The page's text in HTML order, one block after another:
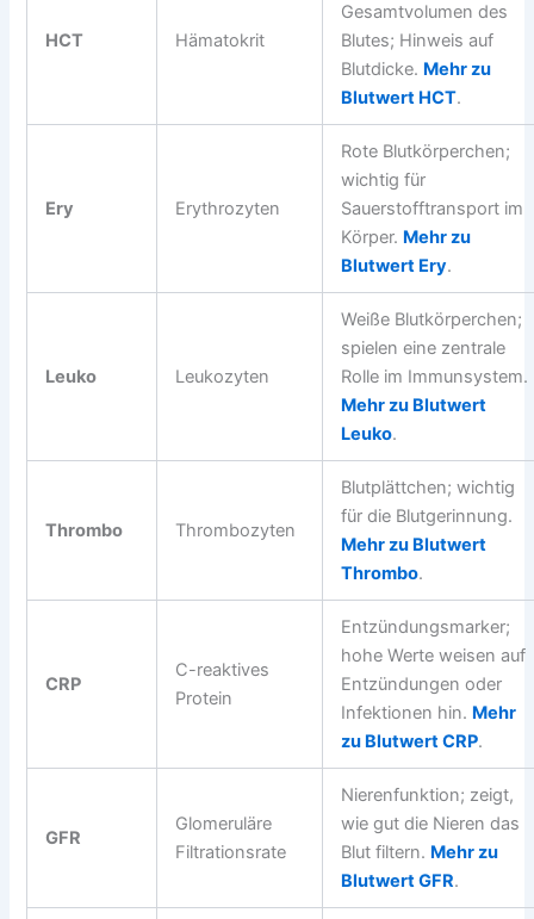
HCT Hämatokrit
Gesamtvolumen des
Blutes; Hinweis auf
Blutdicke. Mehr zu
Blutwert HCT.
Ery Erythrozyten
Rote Blutkörperchen;
wichtig für
Sauerstofftransport im
Körper. Mehr zu
Blutwert Ery.
Leuko Leukozyten
Weiße Blutkörperchen;
spielen eine zentrale
Rolle im Immunsystem.
Mehr zu Blutwert
Leuko.
Thrombo Thrombozyten
Blutplättchen; wichtig
für die Blutgerinnung.
Mehr zu Blutwert
Thrombo.
CRP
C-reaktives
Protein
Entzündungsmarker;
hohe Werte weisen auf
Entzündungen oder
Infektionen hin. Mehr
zu Blutwert CRP.
GFR
Glomeruläre
Filtrationsrate
Nierenfunktion; zeigt,
wie gut die Nieren das
Blut filtern. Mehr zu
Blutwert GFR.